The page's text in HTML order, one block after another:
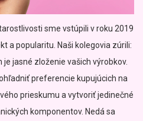
sme vstúpili v roku 2019
a popularitu. Naši kolegovia zúrili:
jasné zloženie vašich výrobkov.
preferencie kupujúcich na
prieskumu a vytvoriť jedinečné
komponentov. Nedá sa